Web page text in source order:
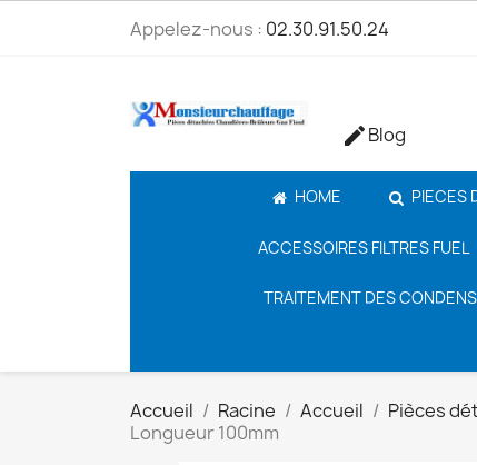
Appelez-nous : 02.30.91.50.24
Blog
HOME PIECES
ACCESSOIRES FILTRES FUEL
TRAITEMENT DES
Accueil Racine Accueil Pièces
Longueur 100mm